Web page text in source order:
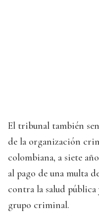
El tribunal también
de la organización
colombiana, a siete
al pago de una multa
contra la salud
grupo criminal.